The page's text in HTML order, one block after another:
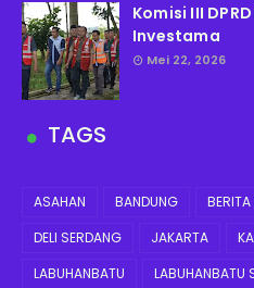
Komisi III
Investama
Mei 22, 2026
TAGS
ASAHAN BANDUNG BERITA
DELI SERDANG
JAKARTA
LABUHANBATU
LABUHANBATU